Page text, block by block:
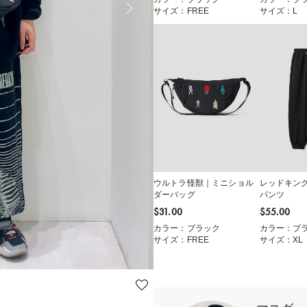
サイズ：FREE
サイズ：L
ウルトラ怪獣｜ミニショル
ダーバッグ
$‌31.00
カラー：ブラック
サイズ：FREE
レッドキン
パンツ
$‌55.00
カラー：ブ
サイズ：XL